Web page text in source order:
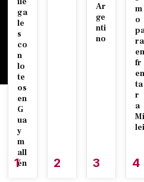
ga
le
s
co
n
lo
te
os
en
G
ua
y
m
all
én
1 2
Ar
ge
nti
no
3
m
o
ra
en
fr
en
ta
r
a
Mi
lei
4